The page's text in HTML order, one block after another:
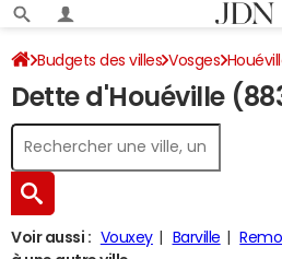
Budgets des villes Vosges
Dette d'Houéville
Voir aussi : Vouxey Barville